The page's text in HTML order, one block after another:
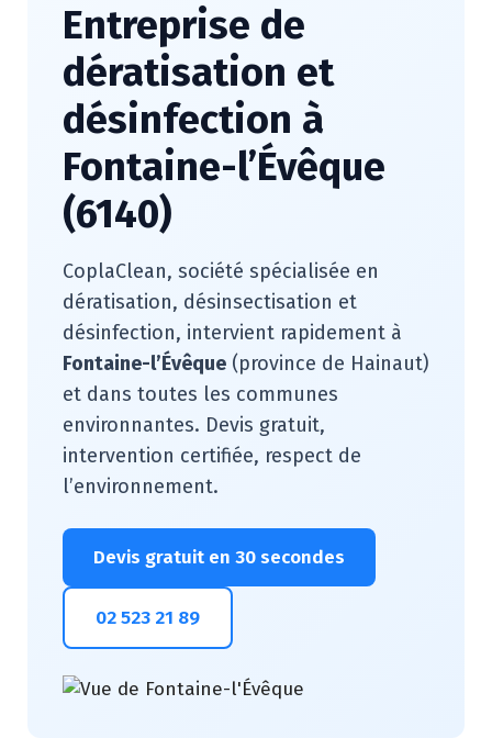
Entreprise de
dératisation et
désinfection à
Fontaine-l’Évêque
(6140)
CoplaClean, société spécialisée en
dératisation, désinsectisation et
désinfection, intervient rapidement à
Fontaine-l’Évêque (province de Hainaut)
et dans toutes les communes
environnantes. Devis gratuit,
intervention certifiée, respect de
l’environnement.
Devis gratuit en 30 secondes
02 523 21 89